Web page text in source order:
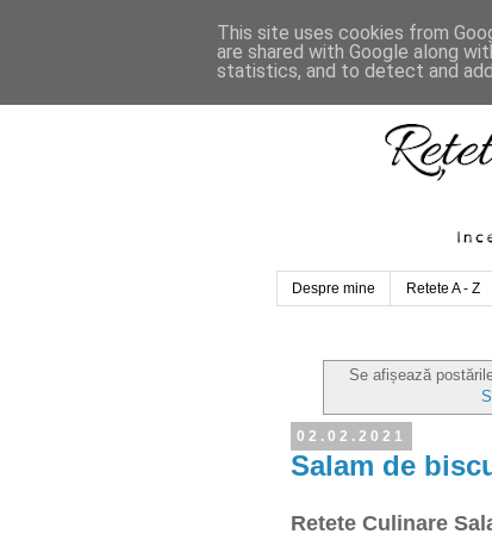
Despre mine Retete A - Z
Se afișează
02.02.2021
Salam de
Retete Culinare
This site uses cookies from
are shared with Google along
statistics, and to detect and